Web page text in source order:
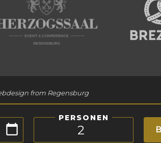
PERSONEN
from Regensburg